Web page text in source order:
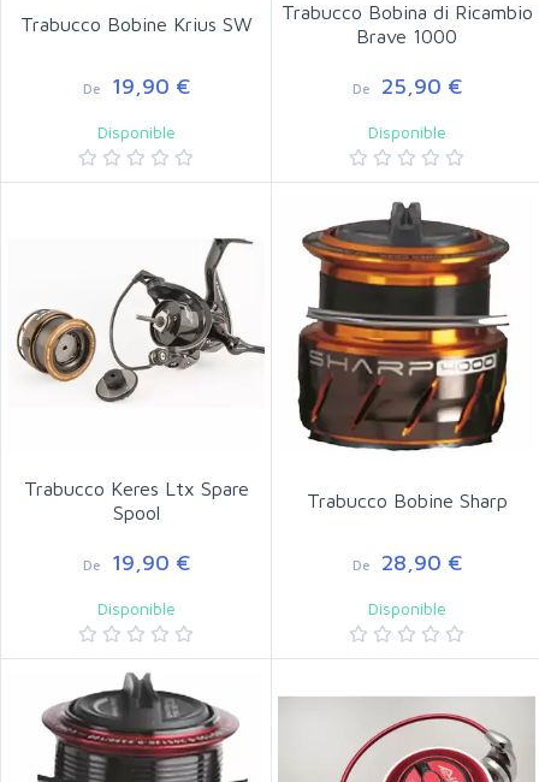
Trabucco Bobine Krius SW
De 19,90 €
Disponible
Trabucco Bobina di Ricambio
Brave 1000
De 25,90 €
Disponible
Trabucco Keres Ltx Spare
Spool
De 19,90 €
Disponible
Trabucco Bobine Sharp
De 28,90 €
Disponible